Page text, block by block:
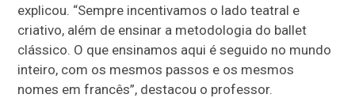
explicou. “Sempre incentivamos o lado teatral e
criativo, além de ensinar a metodologia do ballet
clássico. O que ensinamos aqui é seguido no mundo
inteiro, com os mesmos passos e os mesmos
nomes em francês”, destacou o professor.